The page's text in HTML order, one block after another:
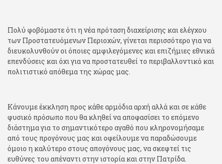
Πολύ φοβόμαστε ότι η νέα πρόταση διαχείρισης και ελέγχου
των Προστατευόμενων Περιοχών, γίνεται περισσότερο για να
διευκολυνθούν οι όποιες αμφιλεγόμενες και επιζήμιες εθνικά
επενδύσεις και όχι για να προστατευθεί το περιβαλλοντικό και
πολιτιστικό απόθεμα της χώρας μας.
Κάνουμε έκκληση προς κάθε αρμόδια αρχή αλλά και σε κάθε
φυσικό πρόσωπο που θα κληθεί να αποφασίσει το επόμενο
διάστημα για το σημαντικότερο αγαθό που κληρονομήσαμε
από τους προγόνους μας και οφείλουμε να παραδώσουμε
όμοιο η καλύτερο στους απογόνους μας, να σκεφτεί τις
ευθύνες του απέναντι στην ιστορία και στην Πατρίδα.